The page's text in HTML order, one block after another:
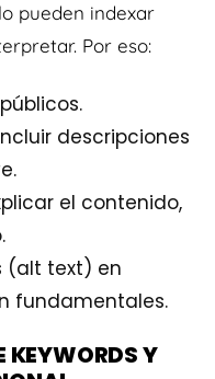
pueden indexar
Por eso:
descripciones
el contenido,
(alt text) en
fundamentales.
KEYWORDS Y